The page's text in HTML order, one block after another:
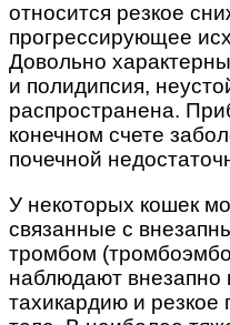
относится резкое
прогрессирующее
Довольно
и полидипсия,
распространена.
конечном счете
почечной
У некоторых кошек
связанные с
тромбом
наблюдают
тахикардию и